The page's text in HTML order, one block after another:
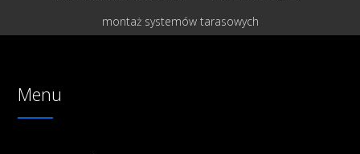
montaż systemów tarasowych
Menu